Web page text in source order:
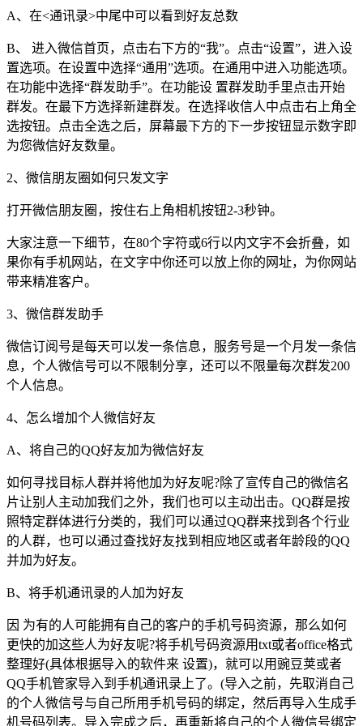
A、在<通讯录>中尾中可以看到好友总数
B、 进入微信首页，点击右下方的“我”。点击“设置”，进入设
置选项。在设置中选择“通用”选项。在通用中进入功能选项。
在功能中选择“群发助手”。在功能设 置群发助手里点击开始
群发。在最下方选择新建群发。在选择收信人中点击右上角全
选按钮。点击全选之后，屏幕最下方的下一步按钮显示数字即
为您微信好友数量。
2、微信朋友圈如何只发文字
打开微信朋友圈，按住右上角相机按钮2-3秒钟。
大家注意一下细节，在80个字符或6行以内文字不会折叠，如
果你有手机网站，在文字中你还可以放上你的网址，为你网站
带来精准客户。
3、微信群发助手
微信订阅号是每天可以发一条信息，服务号是一个月发一条信
息，个人微信号可以不限制分享，还可以不限量每次群发200
个人信息。
4、怎么增加个人微信好友
A、将自己的QQ好友加为微信好友
如何寻找目标人群并将他加为好友呢?除了宣传自己的微信名
片让别人主动加我们之外，我们也可以主动出击。QQ群是按
照特定群体进行分类的，我们可以通过QQ群来找到各个行业
的人群，也可以通过查找好友找到相应地区或者年龄段的QQ
并加为好友。
B、将手机通讯录的人加为好友
因 为有的人可能拥有自己的客户的手机号码资源，那么如何
更快的加这些人为好友呢?将手机号码资源用txt或者office格式
整理好(具体根据导入的软件来 设置)，就可以用豌豆荚或者
QQ手机管家导入到手机通讯录上了。(导入之前，先取消自己
的个人微信号与自己所用手机号码的绑定，然后再导入生成手
机号码列表。导入完成之后，再重新将自己的个人微信号绑定